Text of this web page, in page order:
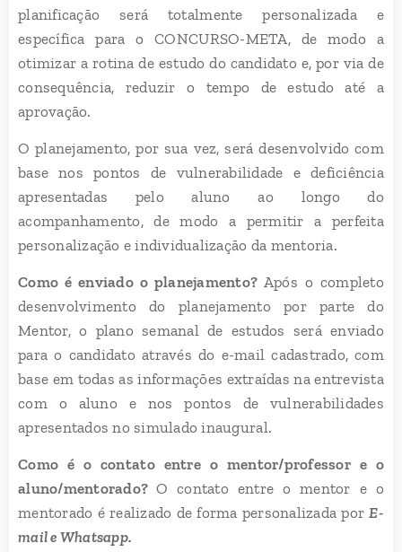
planificação será totalmente personalizada e
específica para o CONCURSO-META, de modo a
otimizar a rotina de estudo do candidato e, por via de
consequência, reduzir o tempo de estudo até a
aprovação.
O planejamento, por sua vez, será desenvolvido com
base nos pontos de vulnerabilidade e deficiência
apresentadas pelo aluno ao longo do
acompanhamento, de modo a permitir a perfeita
personalização e individualização da mentoria.
Como é enviado o planejamento? Após o completo
desenvolvimento do planejamento por parte do
Mentor, o plano semanal de estudos será enviado
para o candidato através do e-mail cadastrado, com
base em todas as informações extraídas na entrevista
com o aluno e nos pontos de vulnerabilidades
apresentados no simulado inaugural.
Como é o contato entre o mentor/professor e o
aluno/mentorado?O contato entre o mentor e o
mentorado é realizado de forma personalizada porE-
mail e Whatsapp.